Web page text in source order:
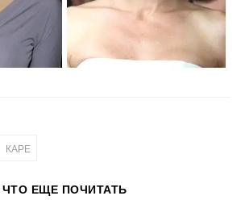
КАРЕ
ЧТО ЕЩЕ ПОЧИТАТЬ